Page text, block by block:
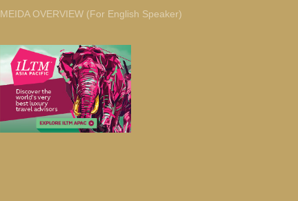
MEIDA OVERVIEW (For English Speaker)